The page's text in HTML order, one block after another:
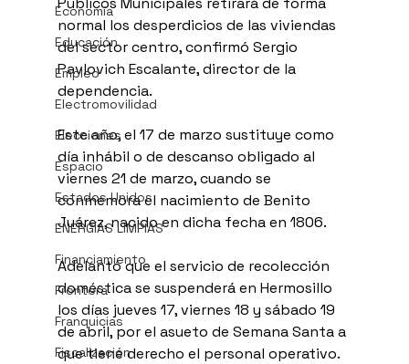
Economía
Educación
Empleo
Electromovilidad
Elecciones
Espacio
Estados Unidos
ENERGÍAS LIMPIAS
Financiamiento
Frontera
Franquicias
Fiscalización
normal los desperdicios de las viviendas
del sector centro, confirmó Sergio
Pavlovich Escalante, director de la
dependencia.
Este año, el 17 de marzo sustituye como
día inhábil o de descanso obligado al
viernes 21 de marzo, cuando se
conmemora el nacimiento de Benito
Juárez, nacido en dicha fecha en 1806.
Adelantó que el servicio de recolección
doméstica se suspenderá en Hermosillo
los días jueves 17, viernes 18 y sábado 19
de abril, por el asueto de Semana Santa a
que tiene derecho el personal operativo.